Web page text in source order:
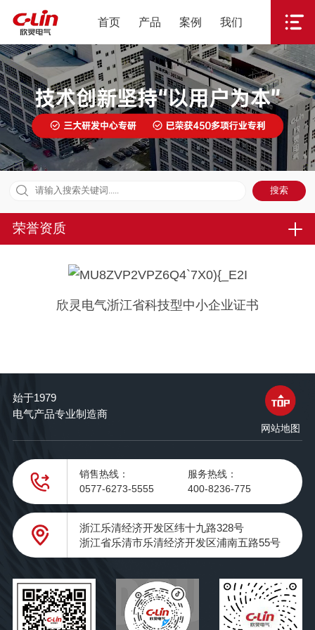
首页 产品 案例 我们
荣誉资质
欣灵电气浙江省科技型中小企业证书
始于1979
电气产品专业制造商
网站地图
销售热线：
0577-6273-5555
服务热线：
400-8236-775
浙江乐清经济开发区纬十九路328号
浙江省乐清市乐清经济开发区浦南五路55号